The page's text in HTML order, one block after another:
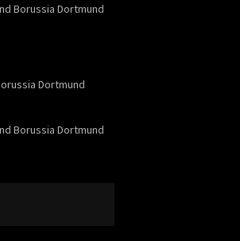
Borussia Dortmund
Borussia Dortmund